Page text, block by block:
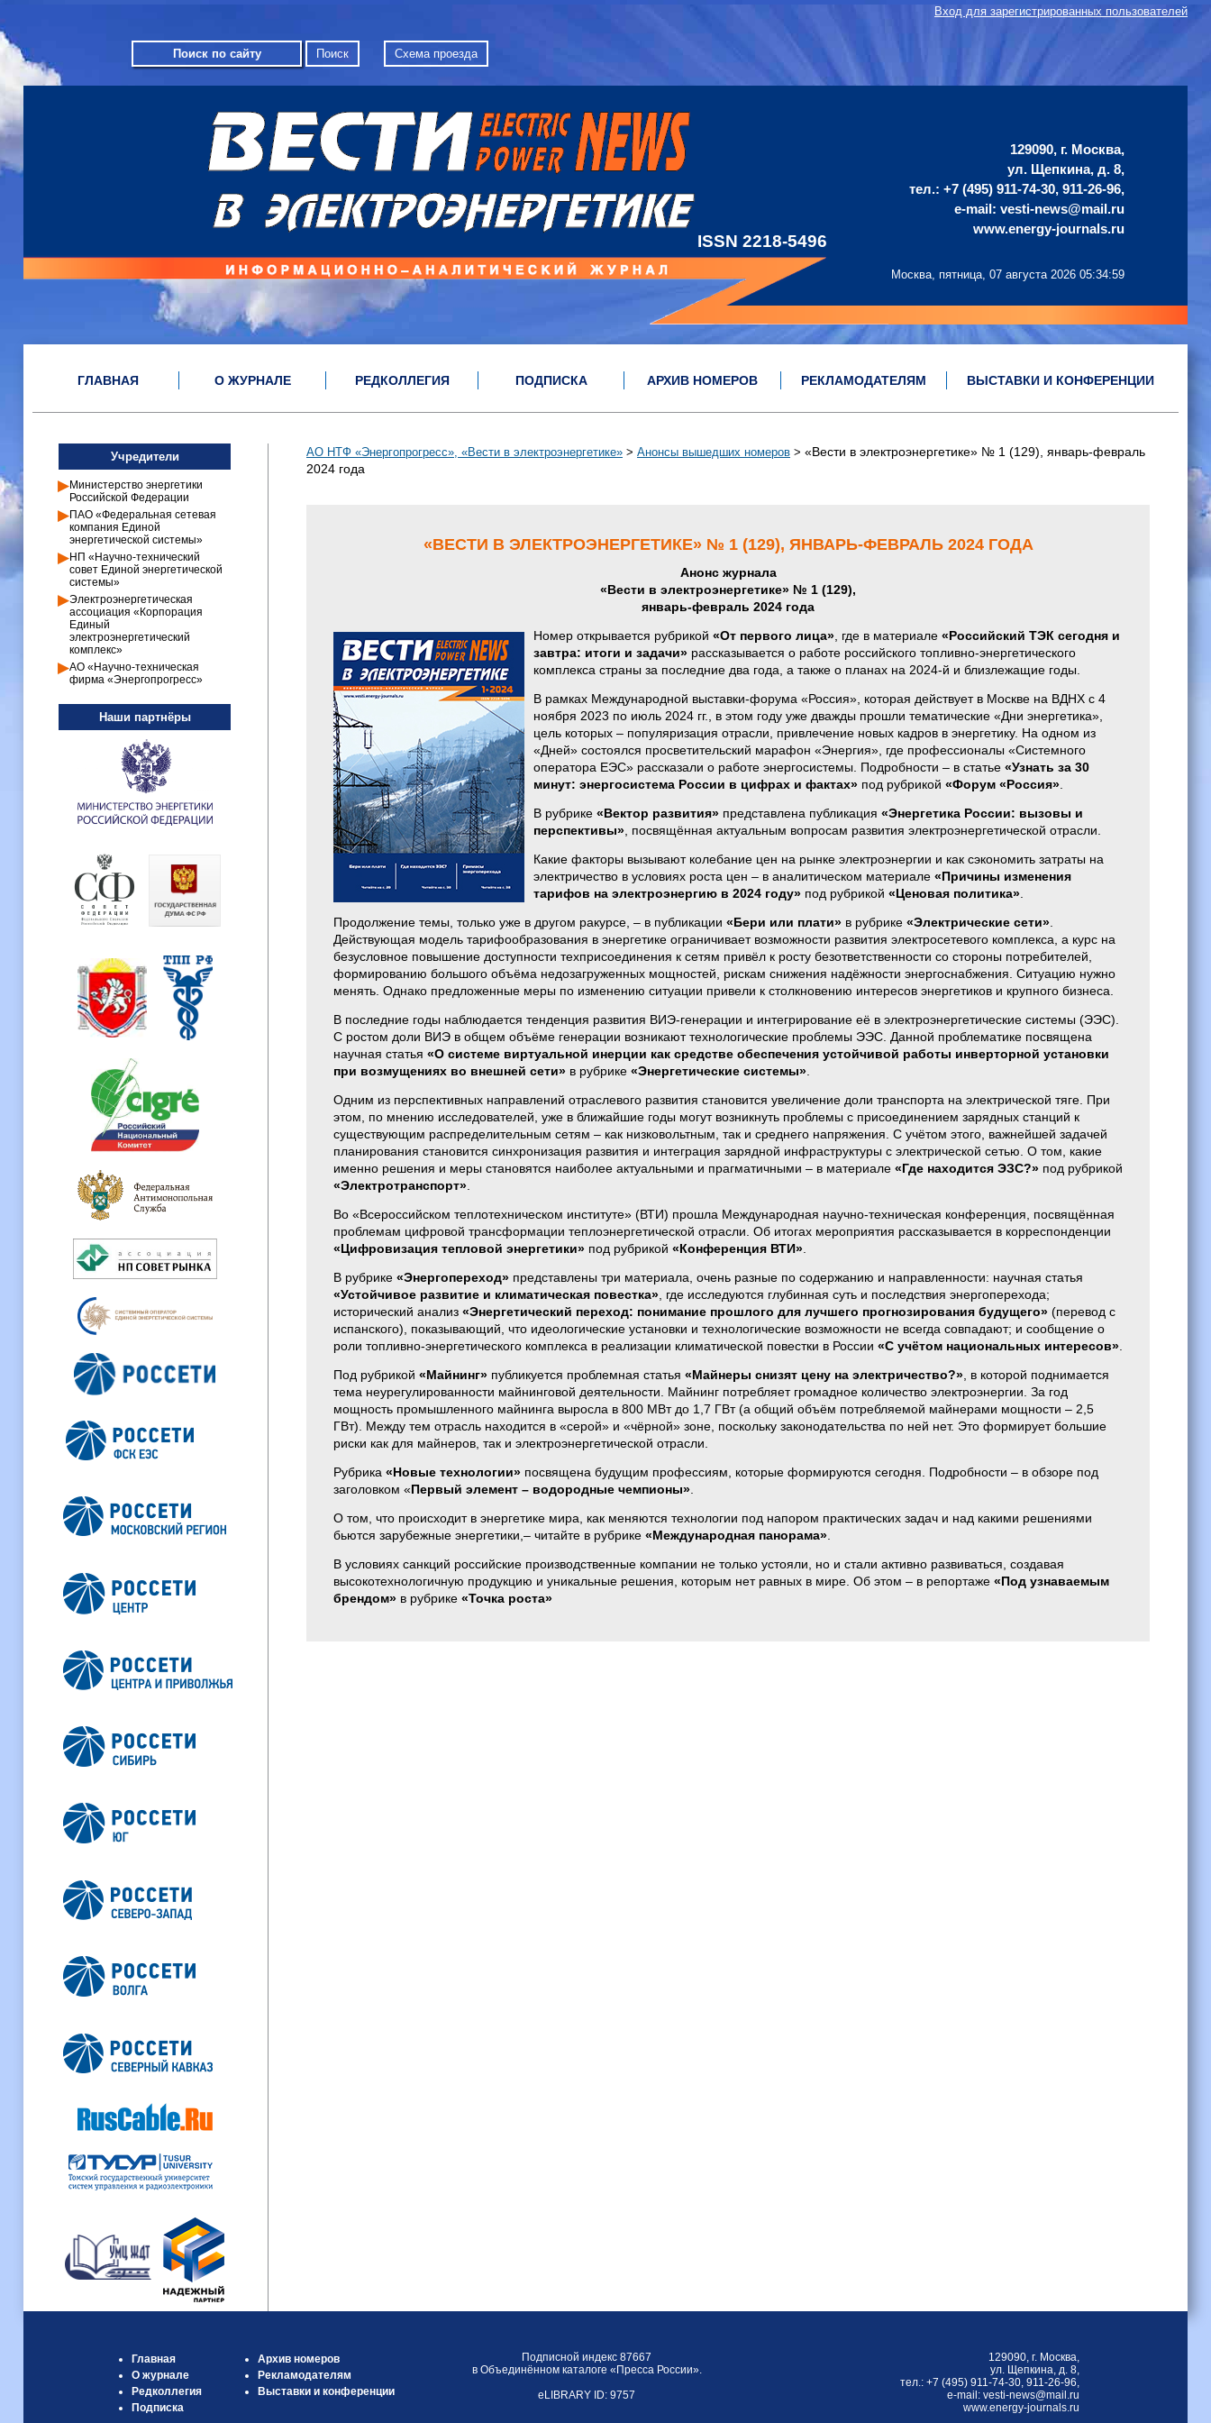
Схема проезда
Вход для зарегистрированных пользователей
129090, г. Москва,
ул. Щепкина, д. 8,
тел.: +7 (495) 911-74-30, 911-26-96,
е-mail: vesti-news@mail.ru
www.energy-journals.ru
ISSN 2218-5496
Москва, пятница, 07 августа 2026 05:34:59
ГЛАВНАЯ О ЖУРНАЛЕ РЕДКОЛЛЕГИЯ ПОДПИСКА АРХИВ НОМЕРОВ РЕКЛАМОДАТЕЛЯМ ВЫСТАВКИ И КОНФЕРЕНЦИИ
АО НТФ «Энергопрогресс», «Вести в электроэнергетике» > Анонсы вышедших номеров > «Вести в электроэнергетике» № 1 (129), январь-февраль
2024 года
«ВЕСТИ В ЭЛЕКТРОЭНЕРГЕТИКЕ» № 1 (129), ЯНВАРЬ-ФЕВРАЛЬ 2024 ГОДА
Анонс журнала
«Вести в электроэнергетике» № 1 (129),
январь-февраль 2024 года
Номер открывается рубрикой «От первого лица» , где в материале «Российский ТЭК сегодня и
завтра: итоги и задачи» рассказывается о работе российского топливно-энергетического
комплекса страны за последние два года, а также о планах на 2024-й и близлежащие годы.
В рамках Международной выставки-форума «Россия», которая действует в Москве на ВДНХ с 4
ноября 2023 по июль 2024 гг., в этом году уже дважды прошли тематические «Дни энергетика»,
цель которых – популяризация отрасли, привлечение новых кадров в энергетику. На одном из
«Дней» состоялся просветительский марафон «Энергия», где профессионалы «Системного
оператора ЕЭС» рассказали о работе энергосистемы. Подробности – в статье «Узнать за 30
минут: энергосистема России в цифрах и фактах» под рубрикой «Форум «Россия»
В рубрике «Вектор развития» представлена публикация «Энергетика России: вызовы и
перспективы» , посвящённая актуальным вопросам развития электроэнергетической отрасли.
Какие факторы вызывают колебание цен на рынке электроэнергии и как сэкономить затраты на
электричество в условиях роста цен – в аналитическом материале «Причины изменения
тарифов на электроэнергию в 2024 году» под рубрикой «Ценовая политика»
Продолжение темы, только уже в другом ракурсе, – в публикации «Бери или плати» в рубрике «Электрические сети»
Действующая модель тарифообразования в энергетике ограничивает возможности развития электросетевого комплекса, а курс на
безусловное повышение доступности техприсоединения к сетям привёл к росту безответственности со стороны потребителей,
формированию большого объёма недозагруженных мощностей, рискам снижения надёжности энергоснабжения. Ситуацию нужно
менять. Однако предложенные меры по изменению ситуации привели к столкновению интересов энергетиков и крупного бизнеса.
В последние годы наблюдается тенденция развития ВИЭ-генерации и интегрирование её в электроэнергетические системы (ЭЭС).
С ростом доли ВИЭ в общем объёме генерации возникают технологические проблемы ЭЭС. Данной проблематике посвящена
научная статья «О системе виртуальной инерции как средстве обеспечения устойчивой работы инверторной установки
при возмущениях во внешней сети» в рубрике «Энергетические системы»
Одним из перспективных направлений отраслевого развития становится увеличение доли транспорта на электрической тяге. При
этом, по мнению исследователей, уже в ближайшие годы могут возникнуть проблемы с присоединением зарядных станций к
существующим распределительным сетям – как низковольтным, так и среднего напряжения. С учётом этого, важнейшей задачей
планирования становится синхронизация развития и интеграция зарядной инфраструктуры с электрической сетью. О том, какие
именно решения и меры становятся наиболее актуальными и прагматичными – в материале «Где находится ЭЗС?» под рубрикой
«Электротранспорт»
Во «Всероссийском теплотехническом институте» (ВТИ) прошла Международная научно-техническая конференция, посвящённая
проблемам цифровой трансформации теплоэнергетической отрасли. Об итогах мероприятия рассказывается в корреспонденции
«Цифровизация тепловой энергетики» под рубрикой «Конференция ВТИ»
В рубрике «Энергопереход» представлены три материала, очень разные по содержанию и направленности: научная статья
«Устойчивое развитие и климатическая повестка» , где исследуются глубинная суть и последствия энергоперехода;
исторический анализ «Энергетический переход: понимание прошлого для лучшего прогнозирования будущего» (перевод с
испанского), показывающий, что идеологические установки и технологические возможности не всегда совпадают; и сообщение о
роли топливно-энергетического комплекса в реализации климатической повестки в России «С учётом национальных интересов»
Под рубрикой «Майнинг» публикуется проблемная статья «Майнеры снизят цену на электричество?» , в которой поднимается
тема неурегулированности майнинговой деятельности. Майнинг потребляет громадное количество электроэнергии. За год
мощность промышленного майнинга выросла в 800 МВт до 1,7 ГВт (а общий объём потребляемой майнерами мощности – 2,5
ГВт). Между тем отрасль находится в «серой» и «чёрной» зоне, поскольку законодательства по ней нет. Это формирует большие
риски как для майнеров, так и электроэнергетической отрасли.
Рубрика «Новые технологии» посвящена будущим профессиям, которые формируются сегодня. Подробности – в обзоре под
заголовком «Первый элемент – водородные чемпионы»
О том, что происходит в энергетике мира, как меняются технологии под напором практических задач и над какими решениями
бьются зарубежные энергетики,– читайте в рубрике «Международная панорама»
В условиях санкций российские производственные компании не только устояли, но и стали активно развиваться, создавая
высокотехнологичную продукцию и уникальные решения, которым нет равных в мире. Об этом – в репортаже «Под узнаваемым
брендом» в рубрике «Точка роста»
Учредители
Министерство энергетики
Российской Федерации
ПАО «Федеральная сетевая
компания Единой
энергетической системы»
НП «Научно-технический
совет Единой энергетической
системы»
Электроэнергетическая
ассоциация «Корпорация
Единый
электроэнергетический
комплекс»
АО «Научно-техническая
фирма «Энергопрогресс»
Наши партнёры
Главная
О журнале
Редколлегия
Подписка
Архив номеров
Рекламодателям
Выставки и конференции
Подписной индекс 87667
в Объединённом каталоге «Пресса России».
eLIBRARY ID: 9757
129090, г. Москва,
ул. Щепкина, д. 8,
тел.: +7 (495) 911-74-30, 911-26-96,
е-mail: vesti-news@mail.ru
www.energy-journals.ru